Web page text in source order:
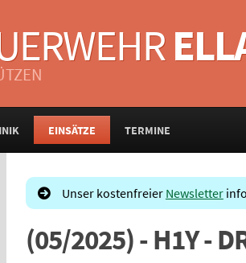
EINSÄTZE TERMINE
Unser kostenfreier Newsletter
(05/2025) - H1Y -